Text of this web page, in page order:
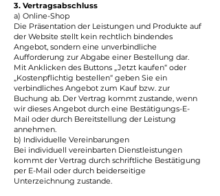
3. Vertragsabschluss
a) Online-Shop
Die Präsentation der Leistungen und Produkte auf
der Website stellt kein rechtlich bindendes
Angebot, sondern eine unverbindliche
Aufforderung zur Abgabe einer Bestellung dar.
Mit Anklicken des Buttons „Jetzt kaufen“ oder
„Kostenpflichtig bestellen“ geben Sie ein
verbindliches Angebot zum Kauf bzw. zur
Buchung ab. Der Vertrag kommt zustande, wenn
wir dieses Angebot durch eine Bestätigungs-E-
Mail oder durch Bereitstellung der Leistung
annehmen.
b) Individuelle Vereinbarungen
Bei individuell vereinbarten Dienstleistungen
kommt der Vertrag durch schriftliche Bestätigung
per E-Mail oder durch beiderseitige
Unterzeichnung zustande.